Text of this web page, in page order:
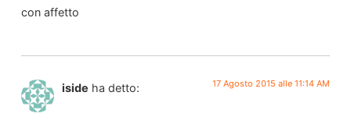
con affetto
iside ha detto: 17 Agosto 2015 alle 11:14 AM